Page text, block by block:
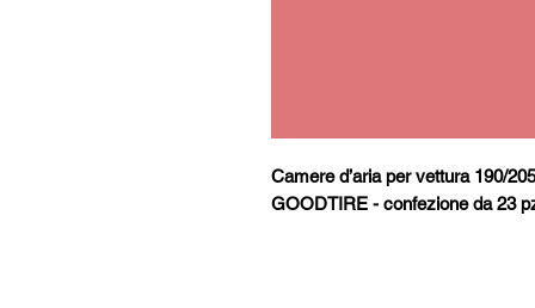
Camere d’aria per vettura 190/
GOODTIRE - confezione da 23